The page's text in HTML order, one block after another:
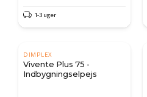
1-3 uger
DIMPLEX
Vivente Plus 75 -
Indbygningselpejs